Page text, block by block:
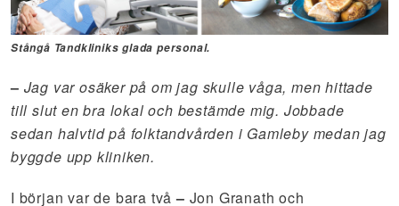
Stångå Tandkliniks glada personal.
– Jag var osäker på om jag skulle våga, men hittade
till slut en bra lokal och bestämde mig. Jobbade
sedan halvtid på folktandvården i Gamleby medan jag
byggde upp kliniken.
I början var de bara två– Jon Granath och